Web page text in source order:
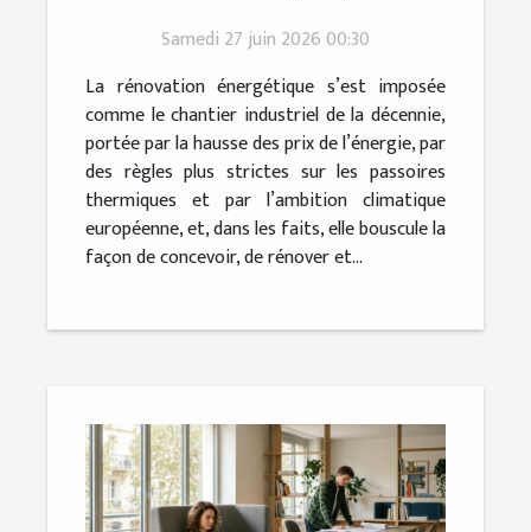
construction
Samedi 27 juin 2026 00:30
La rénovation énergétique s’est imposée
comme le chantier industriel de la décennie,
portée par la hausse des prix de l’énergie, par
des règles plus strictes sur les passoires
thermiques et par l’ambition climatique
européenne, et, dans les faits, elle bouscule la
façon de concevoir, de rénover et...